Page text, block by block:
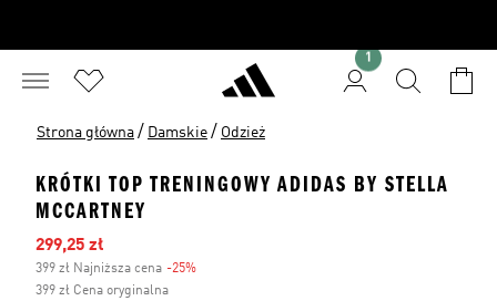
1
Strona główna / Damskie / Odzież
KRÓTKI TOP TRENINGOWY ADIDAS BY STELLA
MCCARTNEY
Ceny na wyprzedaży
299,25 zł
399 zł Najniższa cena -25%
399 zł Cena oryginalna